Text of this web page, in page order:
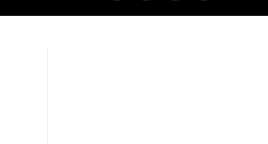
(Twitter)